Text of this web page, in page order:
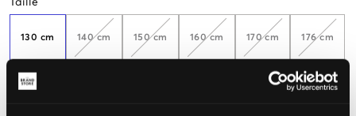
Taille
130 cm
disponibles
140 cm 150 cm 160 cm 170 cm 176 cm